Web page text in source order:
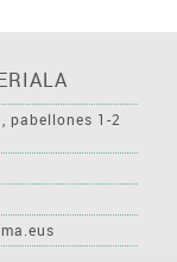
pabellones 1-2